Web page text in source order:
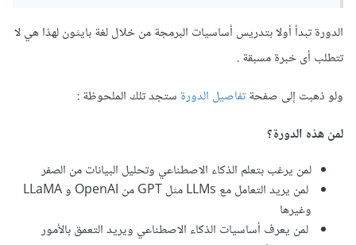
الدورة تبدأ أولا بتدريس أساسيات البرمجة من خلال لغة بايثون لهذا هي لا
تتطلب أى خبرة مسبقة .
ولو ذهبت إلى صفحةتفاصيل الدورةستجد تلك الملحوظة
لمن هذه الدورة؟
لمن يرغب بتعلم الذكاء الاصطناعي وتحليل البيانات من الصفر
لمن يريد التعامل مع LLMs مثل GPT من OpenAI و LLaMA
وغيرها
لمن يعرف أساسيات الذكاء الاصطناعي ويريد التعمق بالأمور